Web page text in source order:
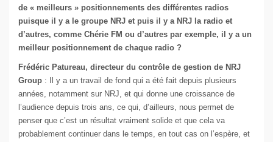
de « meilleurs » positionnements des différentes radios
puisque il y a le groupe NRJ et puis il y a NRJ la radio et
d’autres, comme Chérie FM ou d’autres par exemple, il y a un
meilleur positionnement de chaque radio ?
Frédéric Patureau, directeur du contrôle de gestion de NRJ
Group : Il y a un travail de fond qui a été fait depuis plusieurs
années, notamment sur NRJ, et qui donne une croissance de
l’audience depuis trois ans, ce qui, d’ailleurs, nous permet de
penser que c’est un résultat vraiment solide et que cela va
probablement continuer dans le temps, en tout cas on l’espère, et